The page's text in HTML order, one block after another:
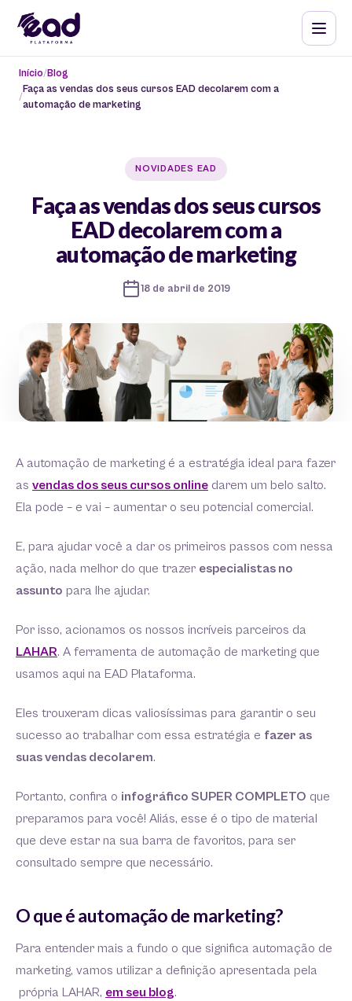
Início Blog
Faça as vendas dos seus cursos EAD decolarem com a
automação de marketing
NOVIDADES EAD
Faça as vendas dos seus cursos
EAD decolarem com a
automação de marketing
18 de abril de 2019
A automação de marketing é a estratégia ideal para fazer
as vendas dos seus cursos online darem um belo salto.
Ela pode – e vai – aumentar o seu potencial comercial.
E, para ajudar você a dar os primeiros passos com nessa
ação, nada melhor do que trazer especialistas no
assunto para lhe ajudar.
Por isso, acionamos os nossos incríveis parceiros da
LAHAR. A ferramenta de automação de marketing que
usamos aqui na EAD Plataforma.
Eles trouxeram dicas valiosíssimas para garantir o seu
sucesso ao trabalhar com essa estratégia e fazer as
suas vendas decolarem.
Portanto, confira o infográfico SUPER COMPLETO que
preparamos para você! Aliás, esse é o tipo de material
que deve estar na sua barra de favoritos, para ser
consultado sempre que necessário.
O que é automação de marketing?
Para entender mais a fundo o que significa automação de
marketing, vamos utilizar a definição apresentada pela
própria LAHAR, em seu blog.